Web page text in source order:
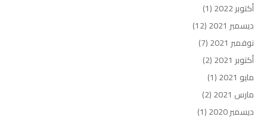
أكتوبر 2022
(1)
ديسمبر 2021
(12)
نوفمبر 2021
(7)
أكتوبر 2021
(2)
مايو 2021
(1)
مارس 2021
(2)
ديسمبر 2020
(1)